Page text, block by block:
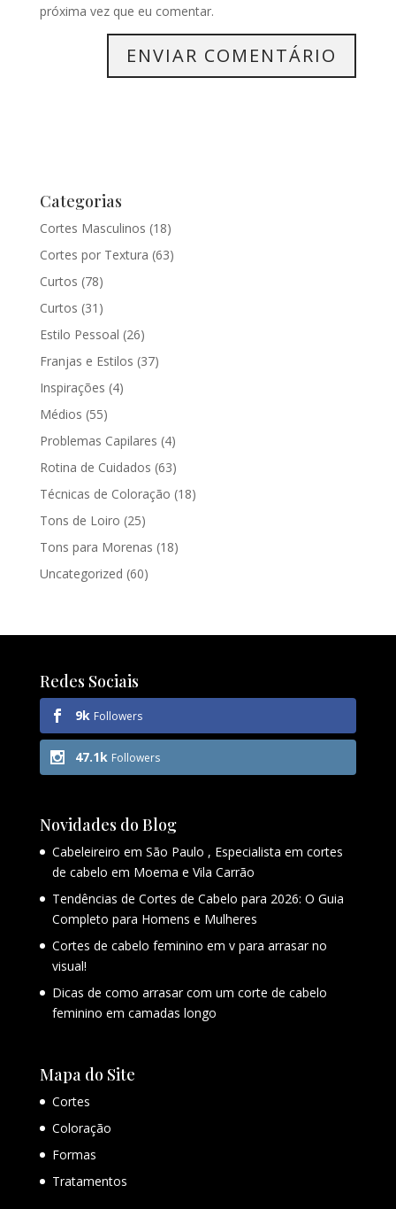
próxima vez que eu comentar.
Categorias
Cortes Masculinos (18)
Cortes por Textura (63)
Curtos (78)
Curtos (31)
Estilo Pessoal (26)
Franjas e Estilos (37)
Inspirações (4)
Médios (55)
Problemas Capilares (4)
Rotina de Cuidados (63)
Técnicas de Coloração (18)
Tons de Loiro (25)
Tons para Morenas (18)
Uncategorized (60)
Redes Sociais
9k Followers
47.1k Followers
Novidades do Blog
Cabeleireiro em São Paulo , Especialista em cortes
de cabelo em Moema e Vila Carrão
Tendências de Cortes de Cabelo para 2026: O Guia
Completo para Homens e Mulheres
Cortes de cabelo feminino em v para arrasar no
visual!
Dicas de como arrasar com um corte de cabelo
feminino em camadas longo
Mapa do Site
Cortes
Coloração
Formas
Tratamentos